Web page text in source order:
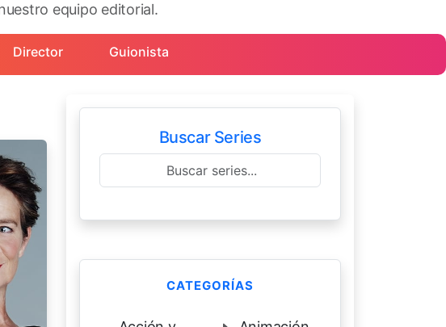
equipo editorial.
Director Guionista
Buscar Series
CATEGORÍAS